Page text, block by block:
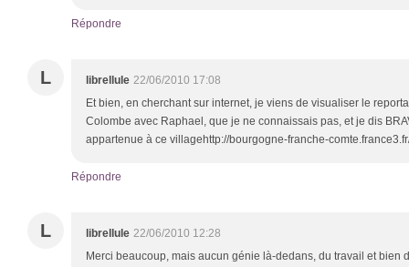
Répondre
L librellule 22/06/2010 17:08
Et bien, en cherchant sur internet, je viens de visualiser le
Colombe avec Raphael, que je ne connaissais pas, et je dis
appartenue à ce villagehttp://bourgogne-franche-
Répondre
L librellule 22/06/2010 12:28
Merci beaucoup, mais aucun génie là-dedans, du travail et bien